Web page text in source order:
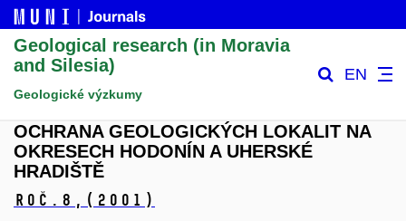
Geological research (in Moravia
and Silesia)
Geologické výzkumy
EN
OCHRANA GEOLOGICKÝCH LOKALIT NA
OKRESECH HODONÍN A UHERSKÉ
HRADIŠTĚ
Roč.8, (2001)